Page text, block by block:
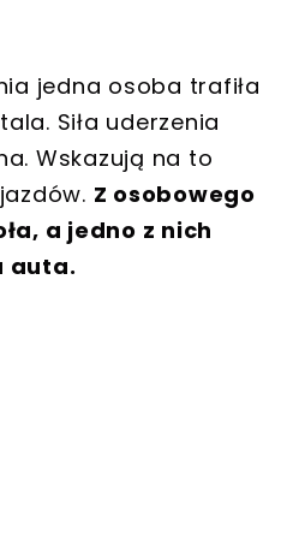
jedna osoba trafiła
Siła uderzenia
Wskazują na to
Z osobowego
a jedno z nich
auta.